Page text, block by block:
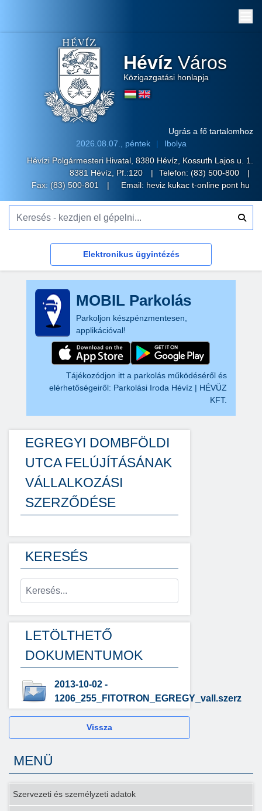
Hévíz Város
Közigazgatási honlapja
Ugrás a fő tartalomhoz
2026.08.07., péntek
Ibolya
Hévízi Polgármesteri Hivatal, 8380 Hévíz, Kossuth Lajos u. 1.
8381 Hévíz, Pf.:120
Telefon: (83) 500-800
Fax: (83) 500-801
Email: heviz kukac t-online pont hu
Elektronikus ügyintézés
MOBIL Parkolás
Parkoljon készpénzmentesen,
applikációval!
Tájékozódjon itt a parkolás működéséről és
elérhetőségeiről: Parkolási Iroda Hévíz | HÉVÜZ
KFT.
EGREGYI DOMBFÖLDI
UTCA FELÚJÍTÁSÁNAK
VÁLLALKOZÁSI
SZERZŐDÉSE
KERESÉS
LETÖLTHETŐ
DOKUMENTUMOK
2013-10-02 -
1206_255_FITOTRON_EGREGY_vall.szerz
Vissza
MENÜ
Szervezeti és személyzeti adatok